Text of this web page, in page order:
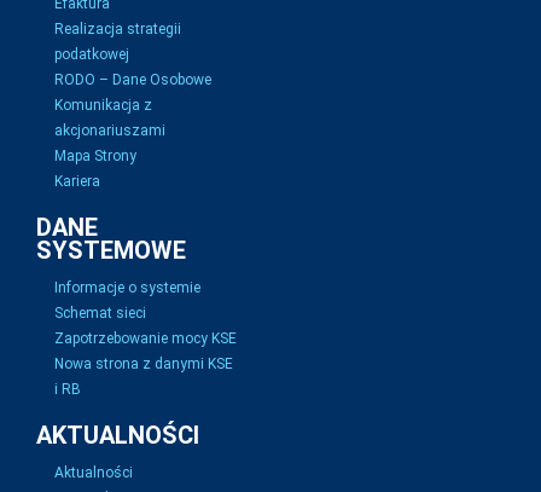
Efaktura
Realizacja strategii
podatkowej
RODO – Dane Osobowe
Komunikacja z
akcjonariuszami
Mapa Strony
Kariera
DANE
SYSTEMOWE
Informacje o systemie
Schemat sieci
Zapotrzebowanie mocy KSE
Nowa strona z danymi KSE
i RB
AKTUALNOŚCI
Aktualności